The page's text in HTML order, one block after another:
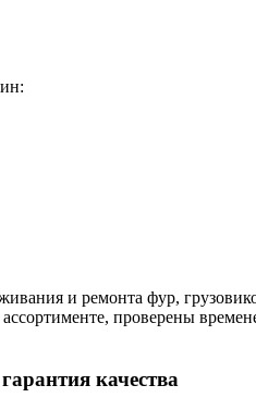
и ремонта фур,
проверены
качества